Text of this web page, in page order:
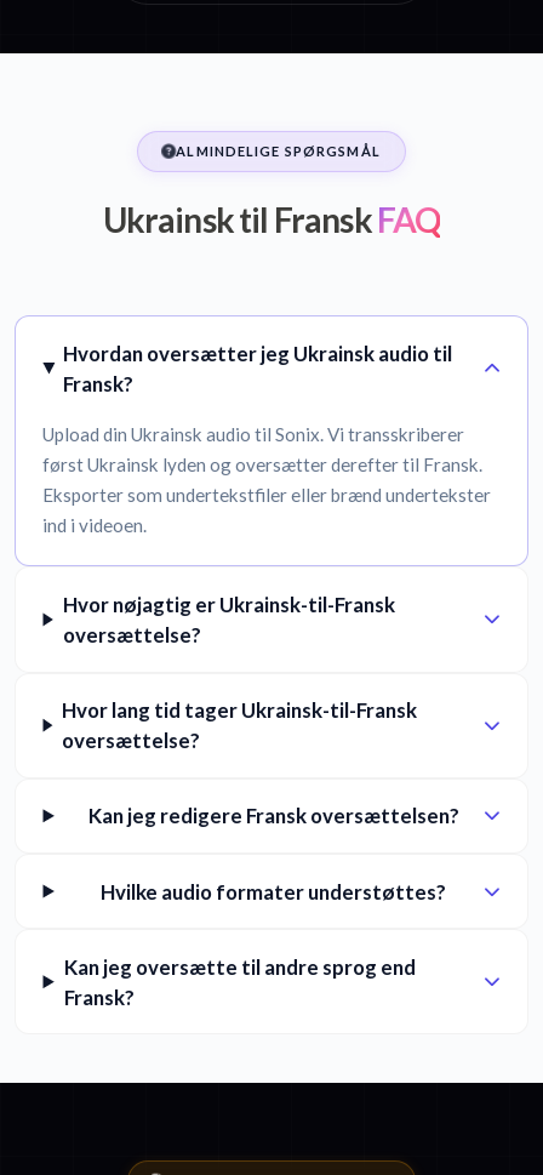
ALMINDELIGE SPØRGSMÅL
Ukrainsk til FranskFAQ
Hvordan oversætter jeg Ukrainsk audio til
Fransk?
Upload din Ukrainsk audio til Sonix. Vi transskriberer
først Ukrainsk lyden og oversætter derefter til Fransk.
Eksporter som undertekstfiler eller brænd undertekster
ind i videoen.
Hvor nøjagtig er Ukrainsk-til-Fransk
oversættelse?
Hvor lang tid tager Ukrainsk-til-Fransk
oversættelse?
Kan jeg redigere Fransk oversættelsen?
Hvilke audio formater understøttes?
Kan jeg oversætte til andre sprog end
Fransk?